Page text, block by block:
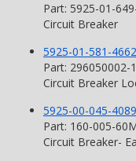
Part: 5925-01-
Circuit Breaker
5925-01-581-4662
Part: 296050002-1
Circuit Breaker
5925-00-045-4089
Part: 160-005-
Circuit Breaker-